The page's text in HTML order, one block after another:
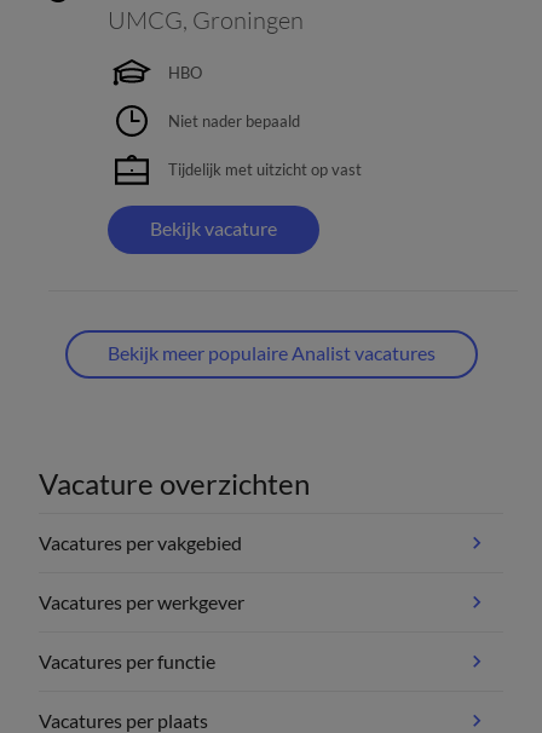
UMCG, Groningen
HBO
Niet nader bepaald
Tijdelijk met uitzicht op vast
Bekijk vacature
Bekijk meer populaire Analist vacatures
Vacature overzichten
Vacatures per vakgebied
Vacatures per werkgever
Vacatures per functie
Vacatures per plaats